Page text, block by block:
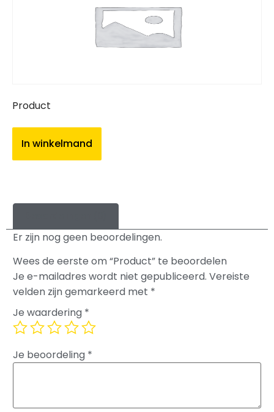
Product
In winkelmand
Er zijn nog geen beoordelingen.
Wees de eerste om “Product” te beoordelen
Je e-mailadres wordt niet gepubliceerd. Vereiste
velden zijn gemarkeerd met *
Je waardering *
Je beoordeling *